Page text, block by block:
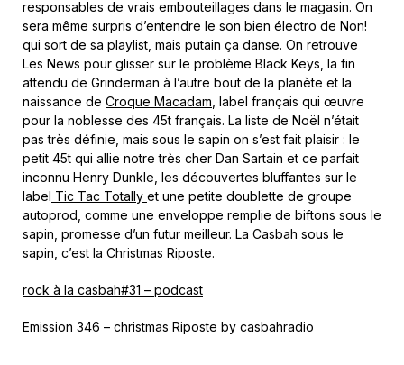
responsables de vrais embouteillages dans le magasin. On
sera même surpris d’entendre le son bien électro de Non!
qui sort de sa playlist, mais putain ça danse. On retrouve
Les News pour glisser sur le problème Black Keys, la fin
attendu de Grinderman à l’autre bout de la planète et la
naissance de Croque Macadam , label français qui œuvre
pour la noblesse des 45t français. La liste de Noël n’était
pas très définie, mais sous le sapin on s’est fait plaisir : le
petit 45t qui allie notre très cher Dan Sartain et ce parfait
inconnu Henry Dunkle, les découvertes bluffantes sur le
label Tic Tac Totally et une petite doublette de groupe
autoprod, comme une enveloppe remplie de biftons sous le
sapin, promesse d’un futur meilleur. La Casbah sous le
sapin, c’est la Christmas Riposte.
rock à la casbah#31 – podcast
Emission 346 – christmas Riposte by casbahradio